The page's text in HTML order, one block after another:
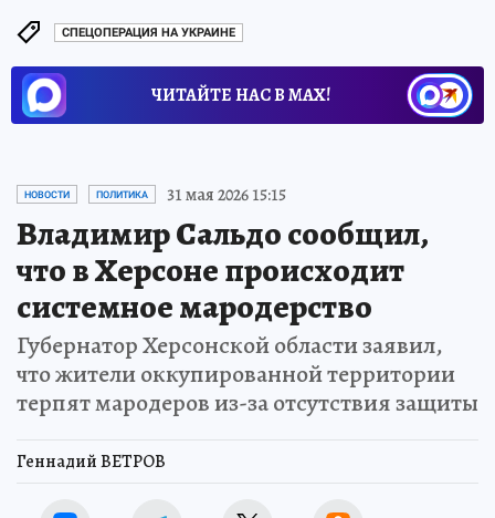
СПЕЦОПЕРАЦИЯ НА УКРАИНЕ
ЧИТАЙТЕ НАС В МАХ!
НОВОСТИ ПОЛИТИКА 31 мая 2026 15:15
Владимир Сальдо сообщил,
что в Херсоне происходит
системное мародерство
Губернатор Херсонской области заявил,
что жители оккупированной территории
терпят мародеров из-за отсутствия защиты
Геннадий ВЕТРОВ